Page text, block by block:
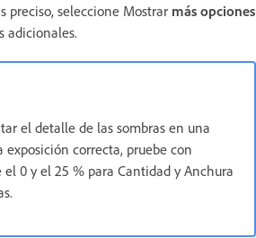
preciso, seleccione Mostrar más opciones
adicionales.
el detalle de las sombras en una
exposición correcta, pruebe con
el 0 y el 25 % para Cantidad y Anchura